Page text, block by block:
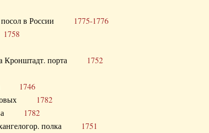
посол в России 1775-1776
1758
Кронштадт. порта 1752
1746
1782
1782
полка 1751